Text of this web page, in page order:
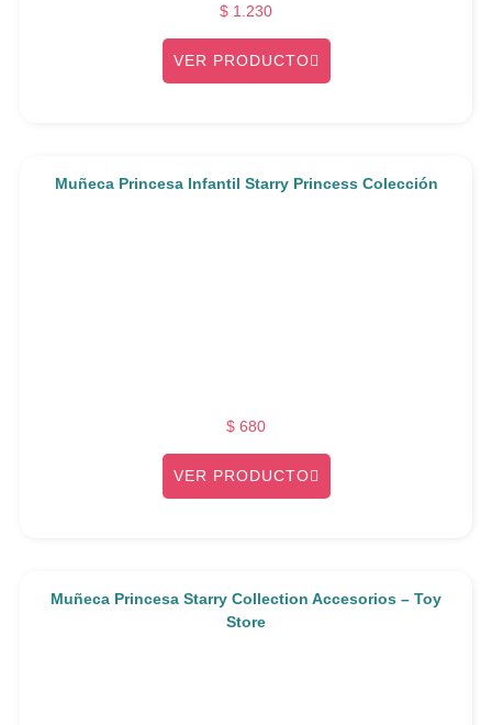
$ 1.230
VER PRODUCTO
Muñeca Princesa Infantil Starry Princess Colección
$ 680
VER PRODUCTO
Muñeca Princesa Starry Collection Accesorios – Toy
Store